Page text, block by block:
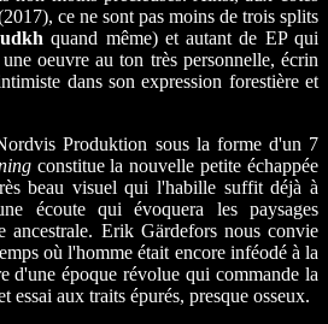
ce ne sont pas moins de trois splits
quand même) et autant de EP qui
oeuvre au ton très personnelle, écrin
dans son expression forestière et
Produktion sous la forme d'un 7
constitue la nouvelle petite échappée
beau visuel qui l'habille suffit déjà à
écoute qui évoquera les paysages
ancestrale. Erik Gärdefors nous convie
où l'homme était encore inféodé à la
d'une époque révolue qui commande la
essai aux traits épurés, presque osseux.